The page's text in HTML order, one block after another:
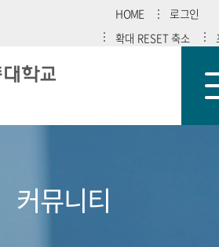
HOME 로그인
확대 RESET축소
커뮤니티